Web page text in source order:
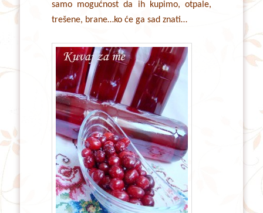
samo mogućnost da ih kupimo, otpale,
trešene, brane…ko će ga sad znati…